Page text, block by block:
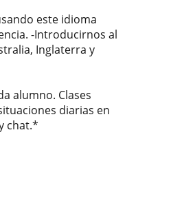
este idioma
-Introducirnos al
Inglaterra y
alumno. Clases
diarias en
chat.*